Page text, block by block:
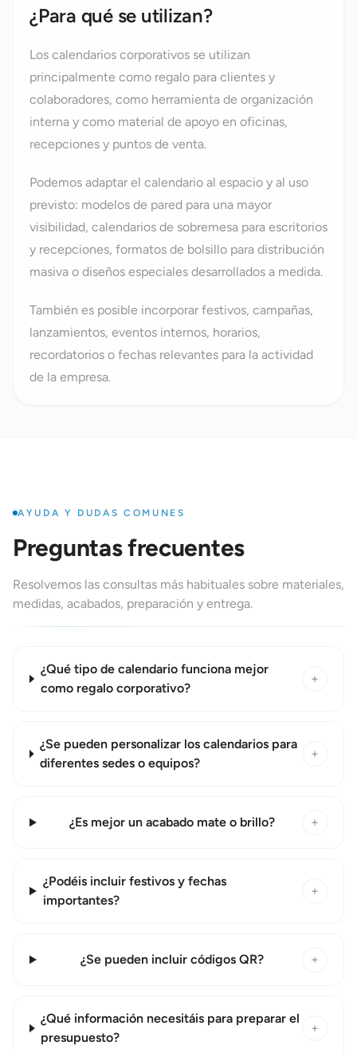
¿Para qué se utilizan?
Los calendarios corporativos se utilizan
principalmente como regalo para clientes y
colaboradores, como herramienta de organización
interna y como material de apoyo en oficinas,
recepciones y puntos de venta.
Podemos adaptar el calendario al espacio y al uso
previsto: modelos de pared para una mayor
visibilidad, calendarios de sobremesa para escritorios
y recepciones, formatos de bolsillo para distribución
masiva o diseños especiales desarrollados a medida.
También es posible incorporar festivos, campañas,
lanzamientos, eventos internos, horarios,
recordatorios o fechas relevantes para la actividad
de la empresa.
AYUDA Y DUDAS COMUNES
Preguntas frecuentes
Resolvemos las consultas más habituales sobre materiales,
medidas, acabados, preparación y entrega.
¿Qué tipo de calendario funciona mejor
como regalo corporativo?
+
¿Se pueden personalizar los calendarios para
diferentes sedes o equipos?
+
¿Es mejor un acabado mate o brillo? +
¿Podéis incluir festivos y fechas
importantes?
+
¿Se pueden incluir códigos QR? +
¿Qué información necesitáis para preparar el
presupuesto?
+